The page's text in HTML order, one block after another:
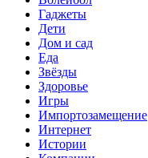
Гаджеты
Дети
Дом и сад
Еда
Звёзды
Здоровье
Игры
Импортозамещение
Интернет
Истории